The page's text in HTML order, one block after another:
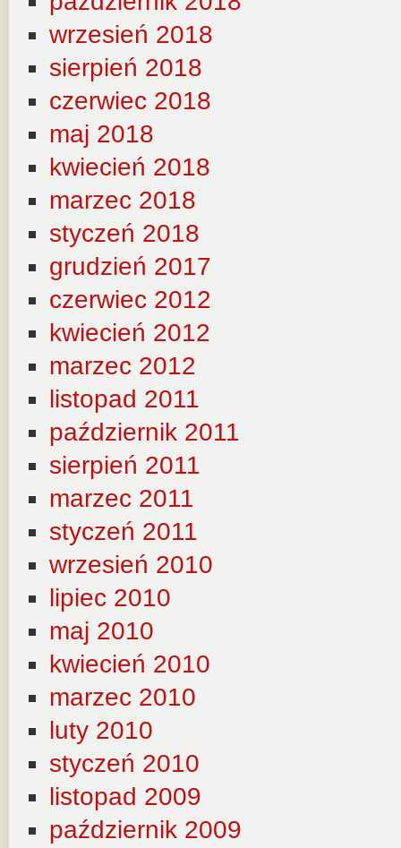
wrzesień 2018
sierpień 2018
czerwiec 2018
maj 2018
kwiecień 2018
marzec 2018
styczeń 2018
grudzień 2017
czerwiec 2012
kwiecień 2012
marzec 2012
listopad 2011
październik 2011
sierpień 2011
marzec 2011
styczeń 2011
wrzesień 2010
lipiec 2010
maj 2010
kwiecień 2010
marzec 2010
luty 2010
styczeń 2010
listopad 2009
październik 2009